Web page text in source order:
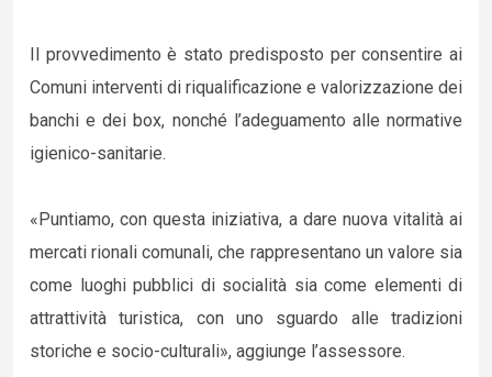
Il provvedimento è stato predisposto per consentire ai
Comuni interventi di riqualificazione e valorizzazione dei
banchi e dei box, nonché l’adeguamento alle normative
igienico-sanitarie.
«Puntiamo, con questa iniziativa, a dare nuova vitalità ai
mercati rionali comunali, che rappresentano un valore sia
come luoghi pubblici di socialità sia come elementi di
attrattività turistica, con uno sguardo alle tradizioni
storiche e socio-culturali», aggiunge l’assessore.